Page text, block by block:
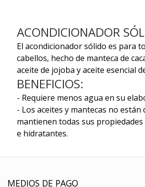
ACONDICIONADOR
El acondicionador sólido es para
cabellos, hecho de manteca de
aceite de jojoba y aceite esencial
BENEFICIOS:
- Requiere menos agua en su
- Los aceites y mantecas no están
mantienen todas sus
e hidratantes.
MEDIOS DE PAGO